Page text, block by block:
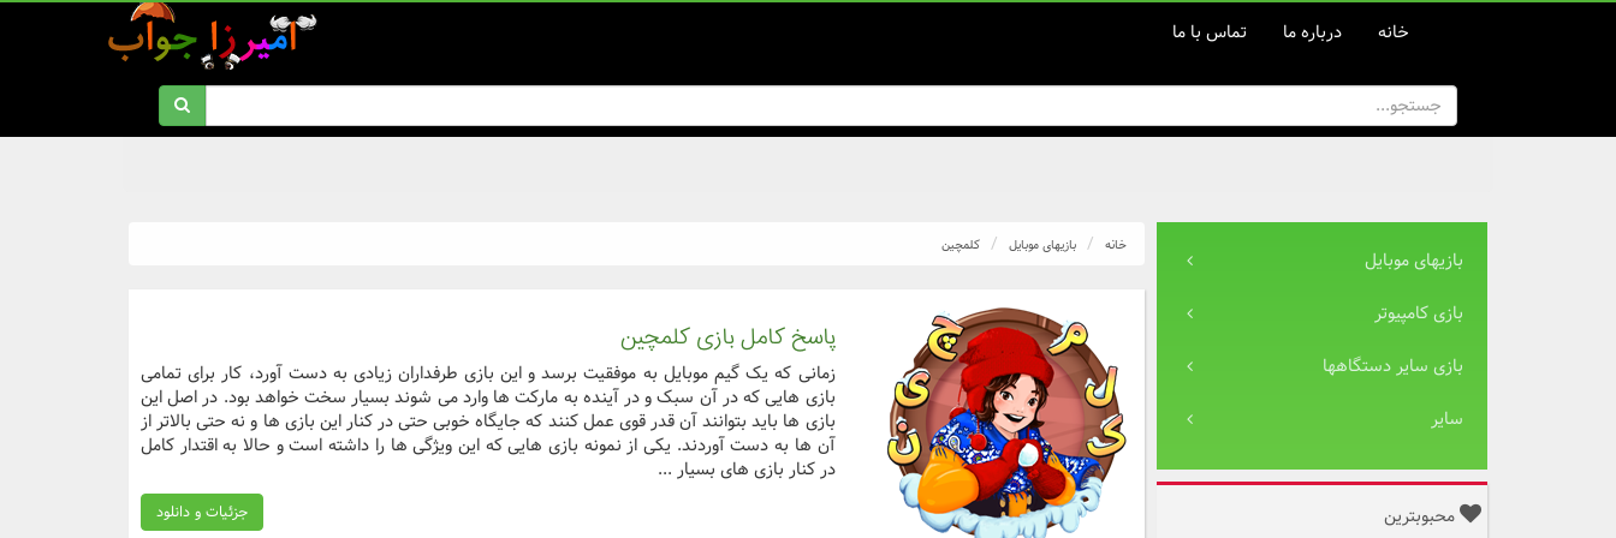
خانه درباره ما تماس با ما
بازیهای موبایل
بازی کامپیوتر
بازی سایر دستگاهها
سایر
محبوبترین
خانه بازیهای موبایل کلمچین
پاسخ کامل بازی کلمچین
زمانی که یک گیم موبایل به موفقیت برسد و این بازی طرفداران زیادی به دست آورد، کار برای تمامی
بازی هایی که در آن سبک و در آینده به مارکت ها وارد می شوند بسیار سخت خواهد بود. در اصل این
بازی ها باید بتوانند آن قدر قوی عمل کنند که جایگاه خوبی حتی در کنار این بازی ها و نه حتی بالاتر از
آن ها به دست آوردند. یکی از نمونه بازی هایی که این ویژگی ها را داشته است و حالا به اقتدار کامل
در کنار بازی های بسیار ...
جزئیات و دانلود